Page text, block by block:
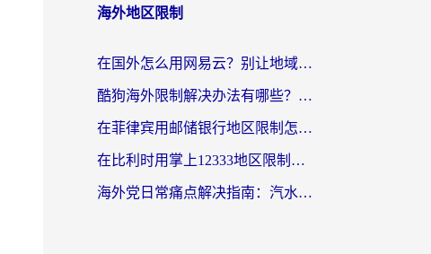
海外地区限制
在国外怎么用网易云？别让地域限制断了你的中文歌单——附听书社交定位解决方案
酷狗海外限制解决办法有哪些？留学生亲测有效的回国加速指南
在菲律宾用邮储银行地区限制怎么办？海外华人必看的回国加速解决方案
在比利时用掌上12333地区限制怎么办？海外华人亲测有效的回国加速方案
海外党日常痛点解决指南：汽水有些音乐在国外无法播放怎么办？